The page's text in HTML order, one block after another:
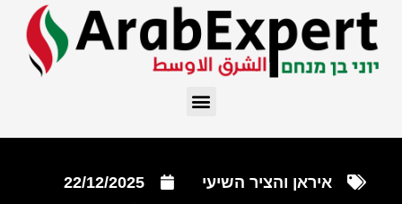
איראן והציר השיעי 22/12/2025